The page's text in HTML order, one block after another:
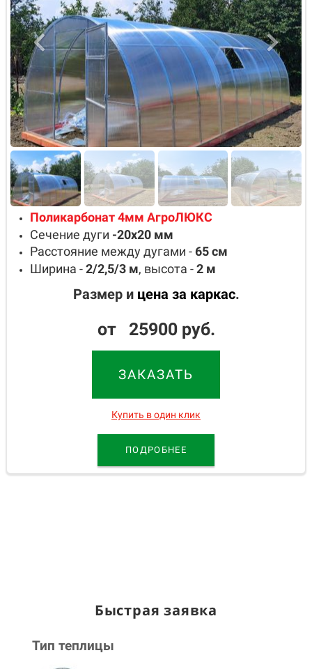
Поликарбонат 4мм АгроЛЮКС
Сечение дуги -20х20 мм
Расстояние между дугами -65см
Ширина -2/2,5/3 м, высота -2 м
Размер и цена за каркас.
от 25900 руб.
ЗАКАЗАТЬ
Купить в один клик
ПОДРОБНЕЕ
Быстрая заявка
Тип теплицы